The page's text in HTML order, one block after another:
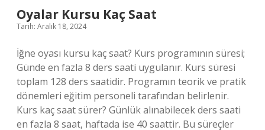
Oyalar Kursu Kaç Saat
Tarih: Aralık 18, 2024
İğne oyası kursu kaç saat? Kurs programının süresi;
Günde en fazla 8 ders saati uygulanır. Kurs süresi
toplam 128 ders saatidir. Programın teorik ve pratik
dönemleri eğitim personeli tarafından belirlenir.
Kurs kaç saat sürer? Günlük alınabilecek ders saati
en fazla 8 saat, haftada ise 40 saattir. Bu süreçler